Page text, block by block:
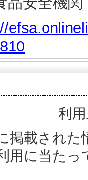
利
掲載された
用に当た